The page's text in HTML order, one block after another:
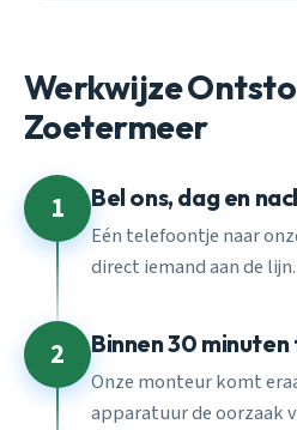
Werkwijze
Zoetermeer
1 Bel ons, dag en
Eén telefoontje naar
direct iemand aan de lijn.
2 Binnen 30
Onze monteur komt
apparatuur de oorzaak